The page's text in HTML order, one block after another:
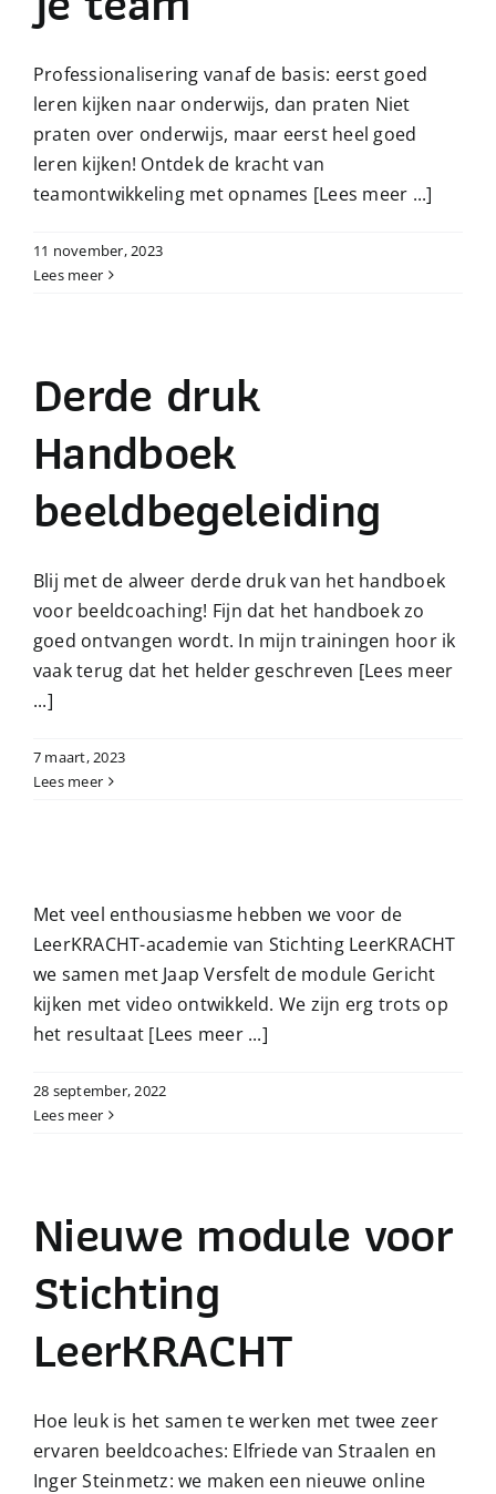
Professionalisering vanaf de basis: eerst goed
leren kijken naar onderwijs, dan praten Niet
praten over onderwijs, maar eerst heel goed
leren kijken! Ontdek de kracht van
teamontwikkeling met opnames [Lees meer ...]
11 november, 2023
Lees meer
Derde druk
Handboek
beeldbegeleiding
Blij met de alweer derde druk van het handboek
voor beeldcoaching! Fijn dat het handboek zo
goed ontvangen wordt. In mijn trainingen hoor ik
vaak terug dat het helder geschreven [Lees meer
...]
7 maart, 2023
Lees meer
Met veel enthousiasme hebben we voor de
LeerKRACHT-academie van Stichting LeerKRACHT
we samen met Jaap Versfelt de module Gericht
kijken met video ontwikkeld. We zijn erg trots op
het resultaat [Lees meer ...]
28 september, 2022
Lees meer
Nieuwe module voor
Stichting
LeerKRACHT
Hoe leuk is het samen te werken met twee zeer
ervaren beeldcoaches: Elfriede van Straalen en
Inger Steinmetz: we maken een nieuwe online